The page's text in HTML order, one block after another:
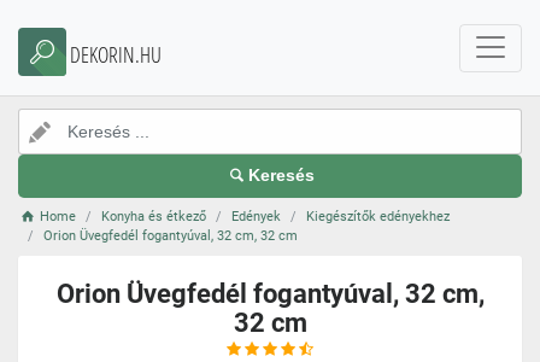
DEKORIN.HU
Keresés
Home Konyha és étkező Edények
Kiegészítők edényekhez
Orion Üvegfedél fogantyúval, 32 cm, 32 cm
Orion Üvegfedél fogantyúval, 32 cm,
32 cm